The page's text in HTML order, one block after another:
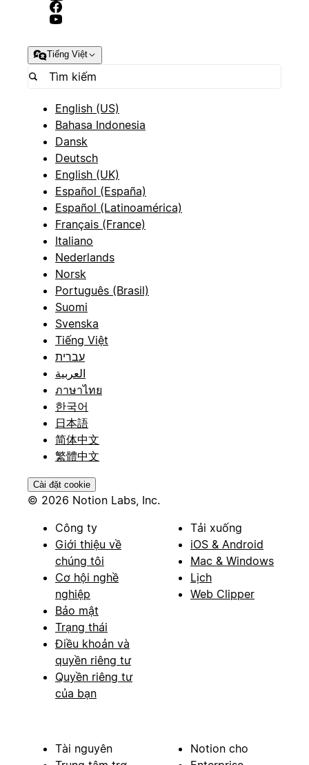
Tiếng Việt
English (US)
Bahasa Indonesia
Dansk
Deutsch
English (UK)
Español (España)
Español (Latinoamérica)
Français (France)
Italiano
Nederlands
Norsk
Português (Brasil)
Suomi
Svenska
Tiếng Việt
עברית
العربية
ภาษาไทย
한국어
日本語
简体中文
繁體中文
Cài đặt cookie
© 2026 Notion Labs, Inc.
Công ty
Giới thiệu về
chúng tôi
Cơ hội nghề
nghiệp
Bảo mật
Trạng thái
Điều khoản và
quyền riêng tư
Quyền riêng tư
của bạn
Tải xuống
iOS & Android
Mac & Windows
Lịch
Web Clipper
Tài nguyên
Notion cho